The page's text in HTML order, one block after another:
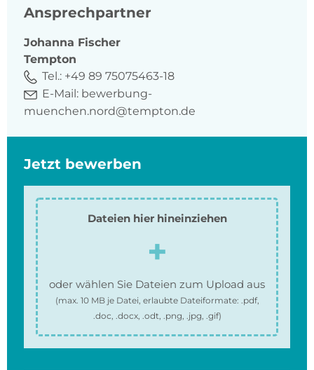
Ansprechpartner
Johanna Fischer
Tempton
Tel.: +49 89 75075463-18
E-Mail: bewerbung-
muenchen.nord@tempton.de
Jetzt bewerben
Dateien hier hineinziehen
oder wählen Sie Dateien zum Upload aus
(max. 10 MBje Datei, erlaubte Dateiformate: .pdf,
.doc, .docx, .odt, .png, .jpg, .gif)